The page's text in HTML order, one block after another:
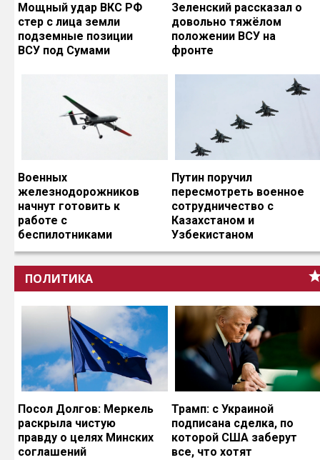
Мощный удар ВКС РФ
стер с лица земли
подземные позиции
ВСУ под Сумами
Зеленский рассказал о
довольно тяжёлом
положении ВСУ на
фронте
Военных
железнодорожников
начнут готовить к
работе с
беспилотниками
Путин поручил
пересмотреть военное
сотрудничество с
Казахстаном и
Узбекистаном
ПОЛИТИКА
Посол Долгов: Меркель
раскрыла чистую
правду о целях Минских
соглашений
Трамп: с Украиной
подписана сделка, по
которой США заберут
все, что хотят